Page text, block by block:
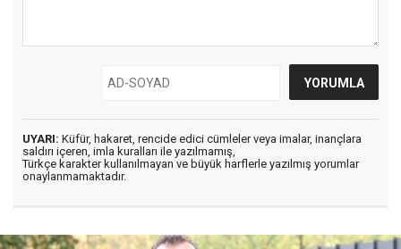
UYARI: Küfür, hakaret, rencide edici cümleler veya imalar, inançlara
saldırı içeren, imla kuralları ile yazılmamış,
Türkçe karakter kullanılmayan ve büyük harflerle yazılmış yorumlar
onaylanmamaktadır.